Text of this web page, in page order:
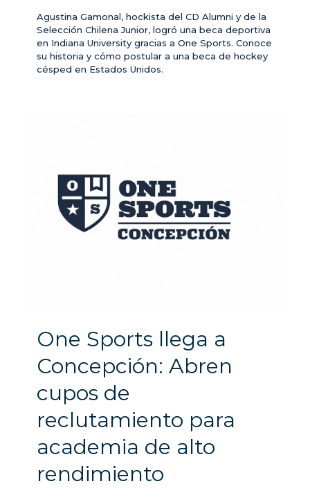
Agustina Gamonal, hockista del CD Alumni y de la
Selección Chilena Junior, logró una beca deportiva
en Indiana University gracias a One Sports. Conoce
su historia y cómo postular a una beca de hockey
césped en Estados Unidos.
One Sports llega a
Concepción: Abren
cupos de
reclutamiento para
academia de alto
rendimiento